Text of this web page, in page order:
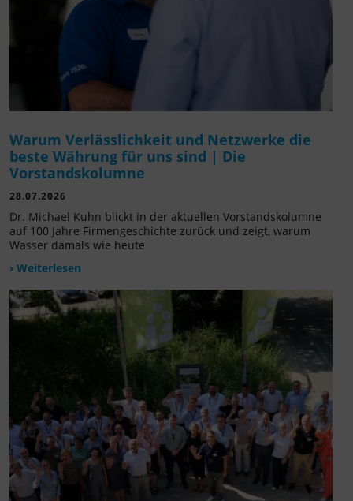
Warum Verlässlichkeit und Netzwerke die
beste Währung für uns sind | Die
Vorstandskolumne
28.07.2026
Dr. Michael Kuhn blickt in der aktuellen Vorstandskolumne
auf 100 Jahre Firmengeschichte zurück und zeigt, warum
Wasser damals wie heute
› Weiterlesen